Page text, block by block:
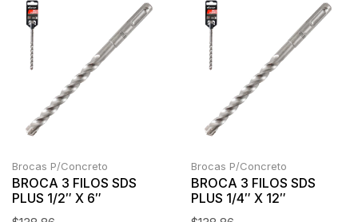
Brocas P/Concreto
BROCA 3 FILOS SDS
PLUS 1/2″ X 6″
Brocas P/Concreto
BROCA 3 FILOS SDS
PLUS 1/4″ X 12″